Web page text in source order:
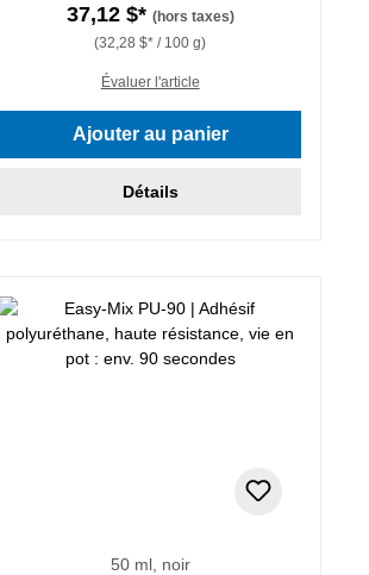
37,12 $* (hors taxes)
(32,28 $* / 100 g)
Évaluer l'article
Ajouter au panier
Détails
50 ml, noir